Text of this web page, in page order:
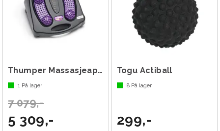
Thumper Massasjeapparat Versa Pro
1 På lager
7 079,-
5 309,-
Togu Actiball
8På lager
299,-